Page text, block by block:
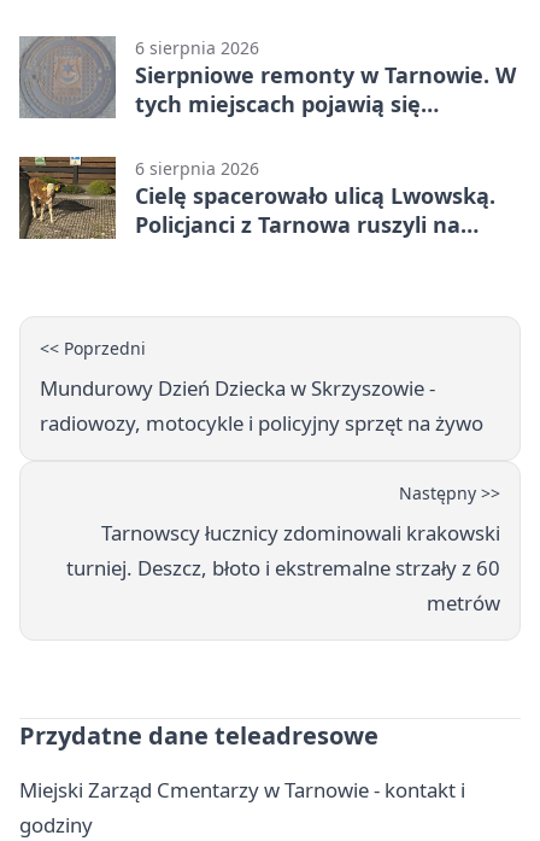
6 sierpnia 2026
Sierpniowe remonty w Tarnowie. W
tych miejscach pojawią się
6 sierpnia 2026
Cielę spacerowało ulicą Lwowską.
Policjanci z Tarnowa ruszyli na
<< Poprzedni
Mundurowy Dzień Dziecka w Skrzyszowie -
radiowozy, motocykle i policyjny sprzęt na żywo
Następny >>
Tarnowscy łucznicy zdominowali krakowski
turniej. Deszcz, błoto i ekstremalne strzały z 60
metrów
Przydatne dane teleadresowe
Miejski Zarząd Cmentarzy w Tarnowie - kontakt i
godziny